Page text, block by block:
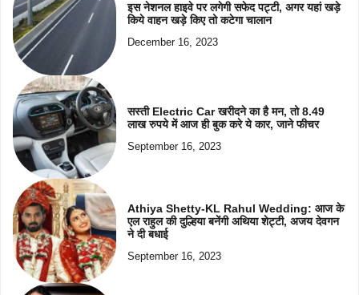
इस नेशनल हाइवे पर लगेगी सफेद पट्टी, अगर यहां खड़े
किये वाहन खड़े किए तो कटेगा चालान
December 16, 2023
सस्ती Electric Car खरीदने का है मन, तो 8.49
लाख रुपये में आज ही बुक करे ये कार, जाने फीचर
September 16, 2023
Athiya Shetty-KL Rahul Wedding: आज के
एल राहुल की दुल्हिया बनेंगी अथिया शेट्टी, अजय देवगन
ने दी बधाई
September 16, 2023